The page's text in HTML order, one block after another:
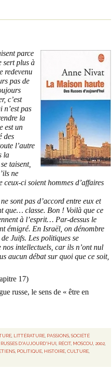
parce
sert plus à
redevenu
pas de
c’est
n’est pas
la
est un
des
l’autre
la
taisent,
ne
ci soient hommes d’affaires
sont pas d’accord entre eux et
que… classe. Bon ! Voilà que ce
à l’esprit… Par-dessus le
émigré. En Israël, on dénombre
Juifs. Les politiques se
intellectuels, car ils n’ont nul
aucun débat sur quoi que ce soit,
17)
russe, le sens de « être en
, LITTÉRATURE, PASSIONS, SOCIÉTÉ
RUSSES D'AUJOURD'HUI RÉCIT, MOSCOU 2002
POLITIQUE HISTOIRE ,CULTURE